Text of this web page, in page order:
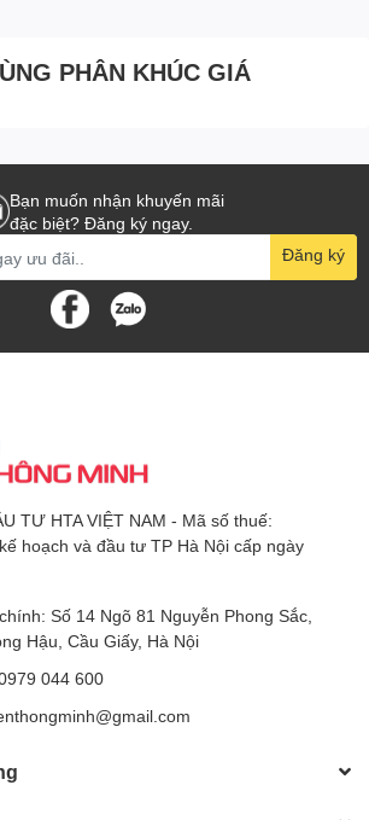
PHÂN KHÚC GIÁ
Bạn muốn nhận khuyến mãi
đặc biệt? Đăng ký ngay.
Đăng ký
TƯ HTA VIỆT NAM - Mã số thuế:
hoạch và đầu tư TP Hà Nội cấp ngày
Số 14 Ngõ 81 Nguyễn Phong Sắc,
Hậu, Cầu Giấy, Hà Nội
044 600